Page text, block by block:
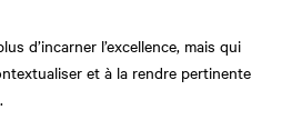
d’incarner l’excellence, mais qui
et à la rendre pertinente